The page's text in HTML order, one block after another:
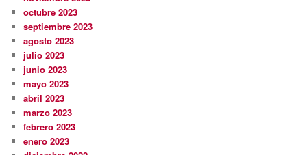
octubre 2023
septiembre 2023
agosto 2023
julio 2023
junio 2023
mayo 2023
abril 2023
marzo 2023
febrero 2023
enero 2023